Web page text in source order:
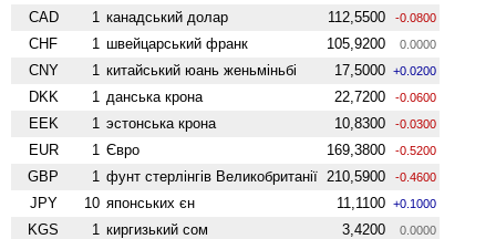
CAD 1 канадський долар 112,5500 -0.0800
CHF 1 швейцарський франк 105,9200 0.0000
CNY 1 китайський юань женьмiньбi 17,5000 +0.0200
DKK 1 данська крона 22,7200 -0.0600
EEK 1 эстонська крона 10,8300 -0.0300
EUR 1 Євро 169,3800 -0.5200
GBP 1 фунт стерлінгів Велико­британії 210,5900 -0.4600
JPY 10 японських єн 11,1100 +0.1000
KGS 1 киргизький сом 3,4200 0.0000